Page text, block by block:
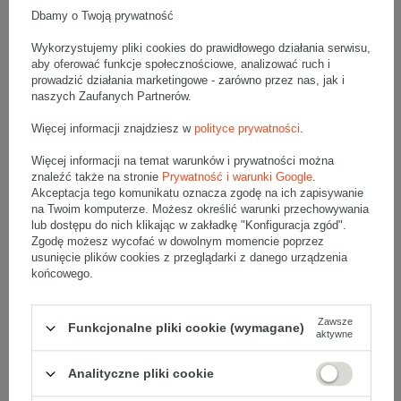
Komplet szarych kartonów klapowych - 10 szt.
Wymiary zewnętrzne: 450x450x850mm (długość x szerokość x
Opakowanie wykonane jest z tektury falistej 3-warstwowej, fala B
420 g/m2
Wymiary:
• wewnętrzne:444x444x838 mm
• tektura falista:3-warstwowa
• fala:B
• gramatura:420 g/m2
• kolor:Szary
F0201
Karton nadaje się do pakowania wysyłek kurierskich:
Dbamy o Twoją prywatność
Wykorzystujemy pliki cookies do prawidłowego działania serwisu,
aby oferować funkcje społecznościowe, analizować ruch i
prowadzić działania marketingowe - zarówno przez nas, jak i
naszych Zaufanych Partnerów.
Więcej informacji znajdziesz w polityce prywatności.
Więcej informacji na temat warunków i prywatności można
znaleźć także na stronie Prywatność i warunki Google.
Akceptacja tego komunikatu oznacza zgodę na ich zapisywanie
na Twoim komputerze. Możesz określić warunki przechowywania
lub dostępu do nich klikając w zakładkę "Konfiguracja zgód".
Zgodę możesz wycofać w dowolnym momencie poprzez
usunięcie plików cookies z przeglądarki z danego urządzenia
końcowego.
Funkcjonalne pliki cookie (wymagane)
Zawsze
aktywne
Analityczne pliki cookie